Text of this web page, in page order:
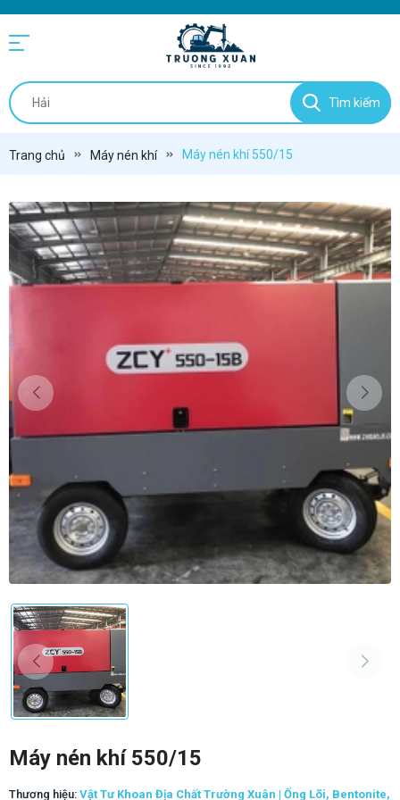
Tìm kiếm
Trang chủ Máy nén khí Máy nén khí 550/15
Máy nén khí 550/15
Thương hiệu: Vật Tư Khoan Địa Chất Trường Xuân | Ống Lõi, Bentonite,